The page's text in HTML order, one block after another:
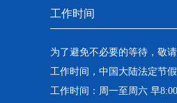
工作时间
为了避免不必要的等待，敬
工作时间，中国大陆法定节假
工作时间：周一至周六 早